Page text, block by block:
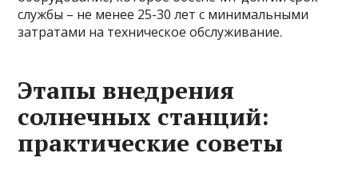
службы – не менее 25-30 лет с минимальными
затратами на техническое обслуживание.
Этапы внедрения
солнечных станций:
практические советы